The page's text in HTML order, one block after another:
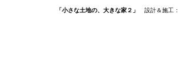
「小さな土地の、大きな家２」 設計＆施工：